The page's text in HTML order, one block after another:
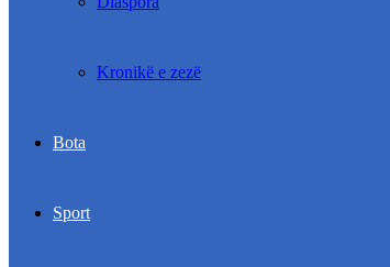
Kronikë e zezë
Bota
Sport